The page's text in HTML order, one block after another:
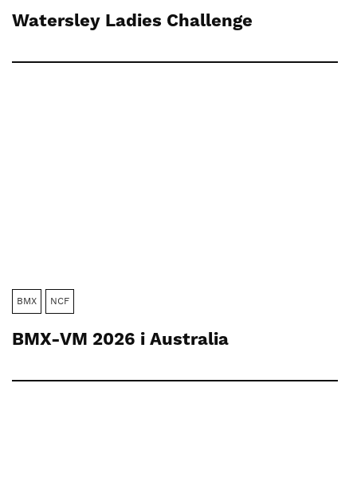
Watersley Ladies Challenge
BMX NCF
BMX-VM 2026 i Australia